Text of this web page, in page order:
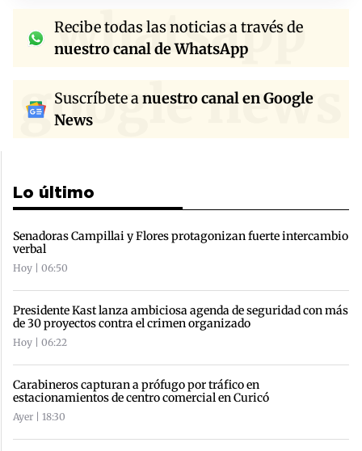
whatsapp
Recibe todas las noticias a través de
nuestro canal de WhatsApp
google news
Suscríbete anuestro canal en Google
News
Lo último
Senadoras Campillai y Flores protagonizan fuerte intercambio
verbal
Hoy | 06:50
Presidente Kast lanza ambiciosa agenda de seguridad con más
de 30 proyectos contra el crimen organizado
Hoy | 06:22
Carabineros capturan a prófugo por tráfico en
estacionamientos de centro comercial en Curicó
Ayer | 18:30